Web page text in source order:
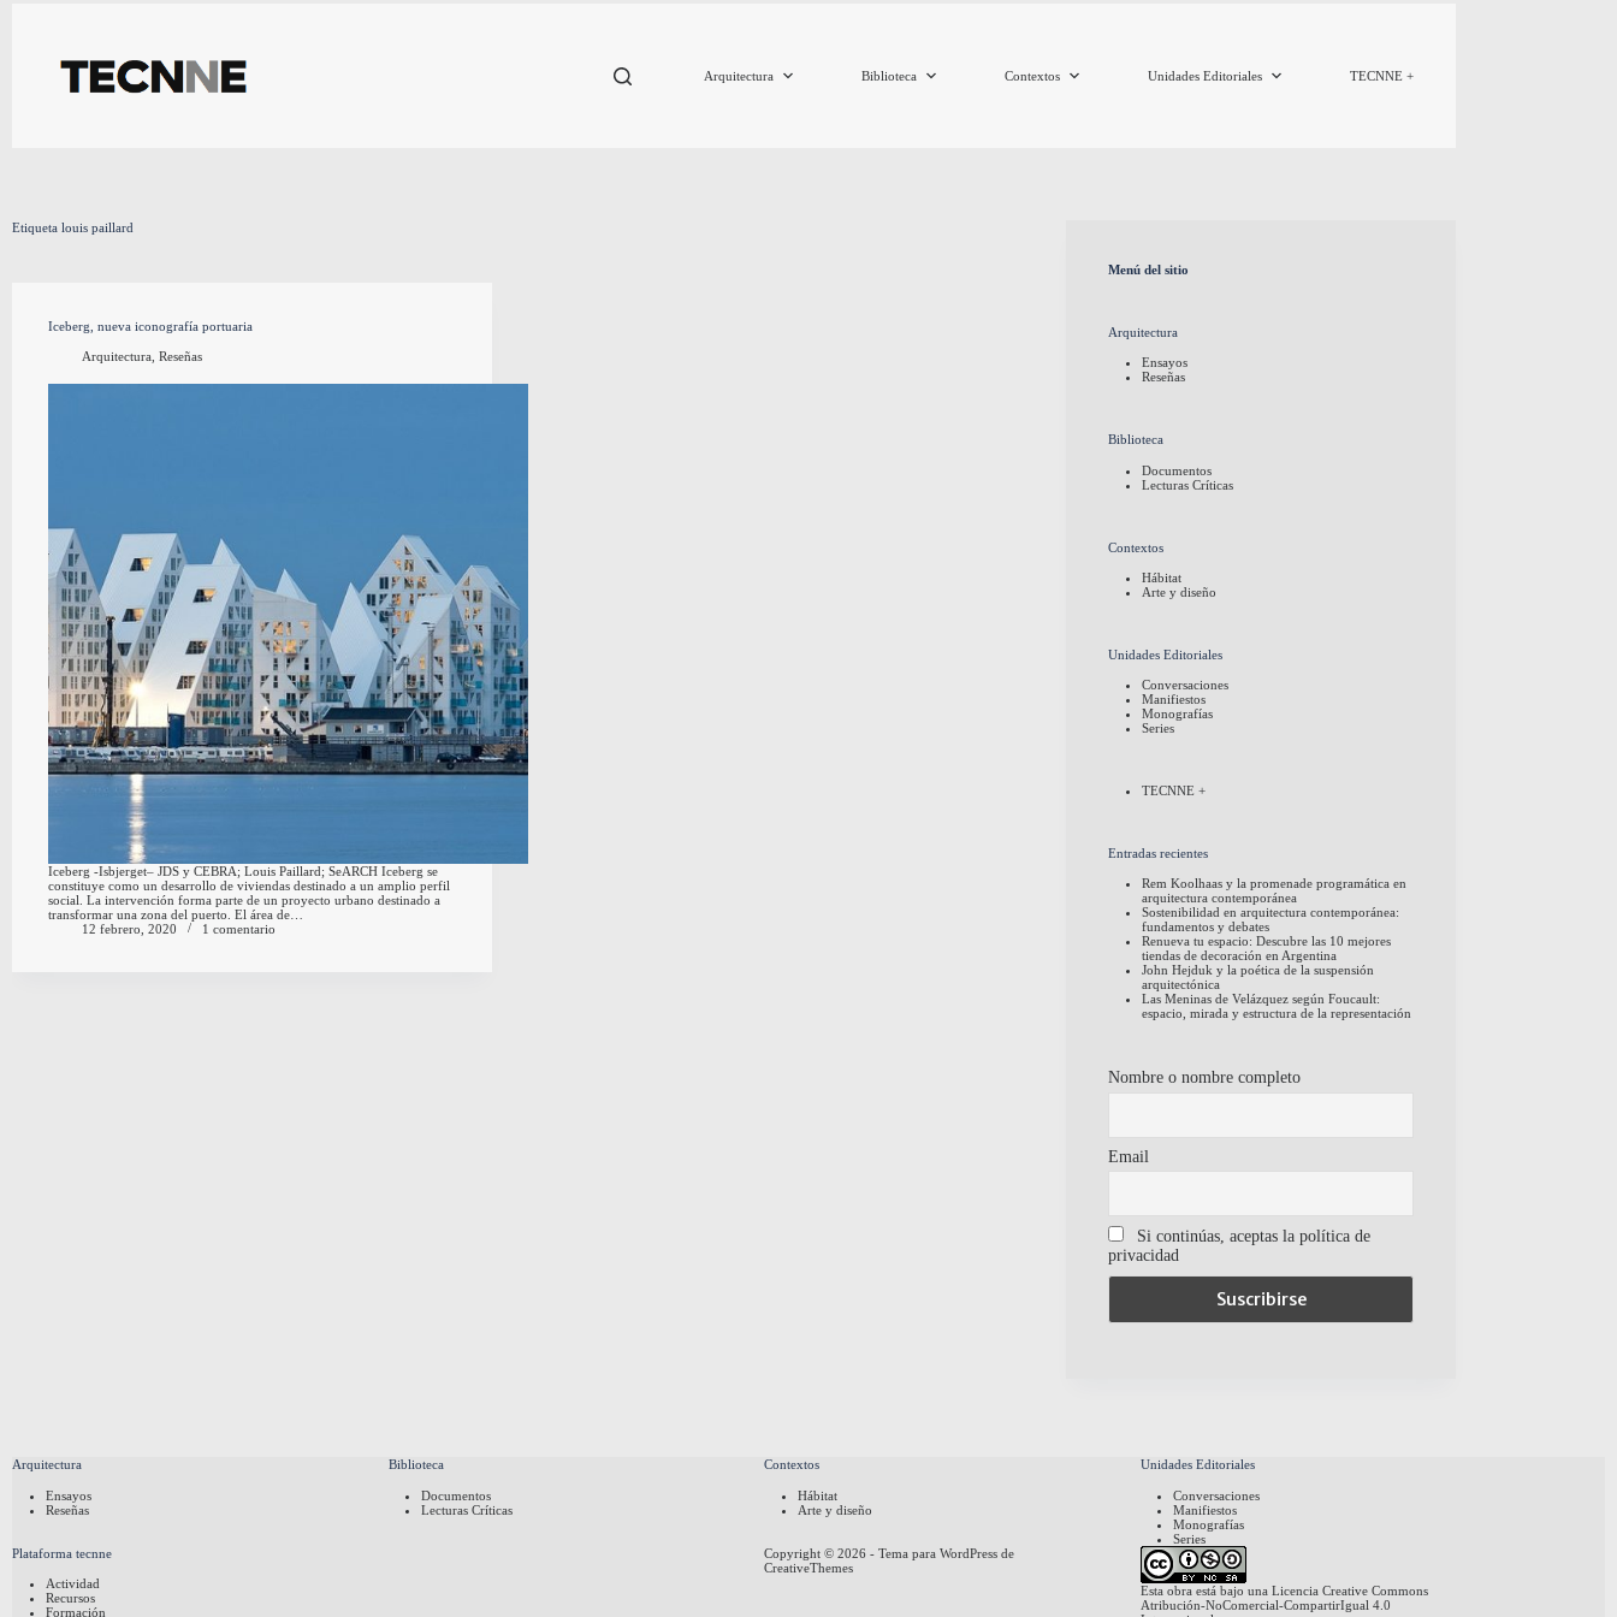
Arquitectura Biblioteca Contextos Unidades Editoriales TECNNE +
Etiqueta louis paillard
Iceberg, nueva iconografía portuaria
Arquitectura, Reseñas
Iceberg -Isbjerget– JDS y CEBRA; Louis Paillard; SeARCH Iceberg se
constituye como un desarrollo de viviendas destinado a un amplio perfil
social. La intervención forma parte de un proyecto urbano destinado a
transformar una zona del puerto. El área de…
12 febrero, 2020
1 comentario
Menú del sitio
Arquitectura
Ensayos
Reseñas
Biblioteca
Documentos
Lecturas Críticas
Contextos
Hábitat
Arte y diseño
Unidades Editoriales
Conversaciones
Manifiestos
Monografías
Series
TECNNE +
Entradas recientes
Rem Koolhaas y la promenade programática en
arquitectura contemporánea
Sostenibilidad en arquitectura contemporánea:
fundamentos y debates
Renueva tu espacio: Descubre las 10 mejores
tiendas de decoración en Argentina
John Hejduk y la poética de la suspensión
arquitectónica
Las Meninas de Velázquez según Foucault:
espacio, mirada y estructura de la representación
Nombre o nombre completo
Email
Si continúas, aceptas la política de
privacidad
Arquitectura
Ensayos
Reseñas
Biblioteca
Documentos
Lecturas Críticas
Contextos
Hábitat
Arte y diseño
Unidades Editoriales
Conversaciones
Manifiestos
Monografías
Series
Plataforma tecnne
Actividad
Recursos
Formación
Copyright © 2026 - Tema para WordPress de
CreativeThemes
Esta obra está bajo una Licencia Creative Commons
Atribución-NoComercial-CompartirIgual 4.0